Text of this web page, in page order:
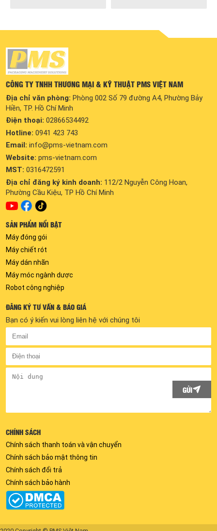
CÔNG TY TNHH THƯƠNG MẠI & KỸ THUẬT PMS VIỆT NAM
Địa chỉ văn phòng: Phòng 002 Số 79 đường A4, Phường Bảy
Hiền, TP. Hồ Chí Minh
Điện thoại: 02866534492
Hotline: 0941 423 743
Email: info@pms-vietnam.com
Website: pms-vietnam.com
MST: 0316472591
Địa chỉ đăng ký kinh doanh: 112/2 Nguyễn Công Hoan,
Phường Cầu Kiệu, TP Hồ Chí Minh
SẢN PHẨM NỔI BẬT
Máy đóng gói
Máy chiết rót
Máy dán nhãn
Máy móc ngành dược
Robot công nghiệp
ĐĂNG KÝ TƯ VẤN & BÁO GIÁ
Bạn có ý kiến vui lòng liên hệ với chúng tôi
GỬI
CHÍNH SÁCH
Chính sách thanh toán và vận chuyển
Chính sách bảo mật thông tin
Chính sách đổi trả
Chính sách bảo hành